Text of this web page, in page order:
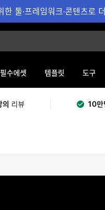
한 툴·프레임워크·콘텐츠
수에셋 템플릿 도구
의 리뷰 10만